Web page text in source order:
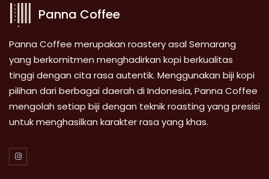
Panna Coffee
Panna Coffee merupakan roastery asal Semarang
yang berkomitmen menghadirkan kopi berkualitas
tinggi dengan cita rasa autentik. Menggunakan biji kopi
pilihan dari berbagai daerah di Indonesia, Panna Coffee
mengolah setiap biji dengan teknik roasting yang presisi
untuk menghasilkan karakter rasa yang khas.